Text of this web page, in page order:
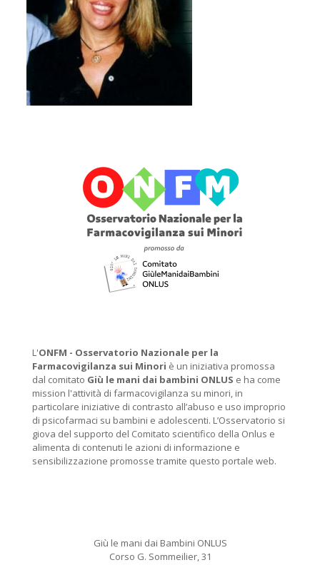
L'ONFM - Osservatorio Nazionale per la
Farmacovigilanza sui Minori è un iniziativa promossa
dal comitato Giù le mani dai bambini ONLUS e ha come
mission l'attività di farmacovigilanza su minori, in
particolare iniziative di contrasto all’abuso e uso improprio
di psicofarmaci su bambini e adolescenti. L’Osservatorio si
giova del supporto del Comitato scientifico della Onlus e
alimenta di contenuti le azioni di informazione e
sensibilizzazione promosse tramite questo portale web.
Giù le mani dai Bambini ONLUS
Corso G. Sommeilier, 31